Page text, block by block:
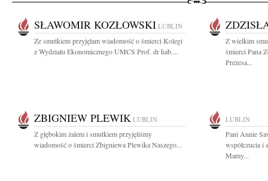
SŁAWOMIR KOZŁOWSKI LUBLIN
Ze smutkiem przyjęłam wiadomość o śmierci Kolegi
z Wydziału Ekonomicznego UMCS Prof. dr hab....
Z wielkim
śmierci Pana
Prezesa...
ZBIGNIEW PLEWIK LUBLIN
Z głębokim żalem i smutkiem przyjęliśmy
wiadomość o śmierci Zbigniewa Plewika Naszego...
LUBLIN
Pani Annie
współczucia i
Mamy...